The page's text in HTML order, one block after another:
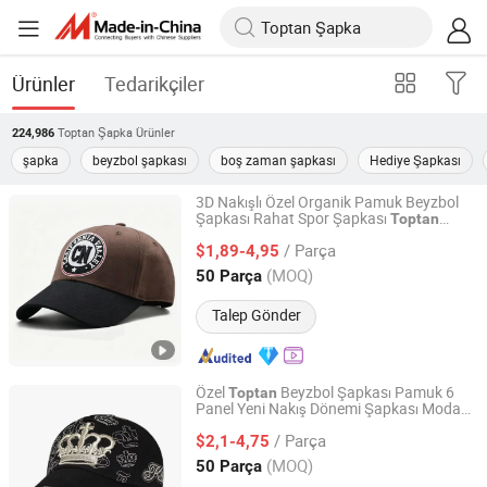
Ürünler Tedarikçiler
224,986 Toptan Şapka Ürünler
şapka beyzbol şapkası boş zaman şapkası Hediye Şapkası
3D Nakışlı Özel Organik Pamuk Beyzbol
Şapkası Rahat Spor Şapkası Toptan
$1,89-4,95 / Parça
50 Parça (MOQ)
Talep Gönder
Capwindow International Co., Ltd.
Guangdong, China Fiyat 2005
ÖzelToptan Beyzbol Şapkası Pamuk 6
Panel Yeni Nakış Dönemi Şapkası Moda
$2,1-4,75 / Parça
50 Parça (MOQ)
Capwindow International Co., Ltd.
Guangdong, China Fiyat 2005